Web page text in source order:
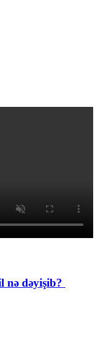
nə dəyişib?